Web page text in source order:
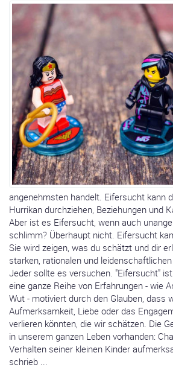
angenehmsten handelt. Eifersucht kann
Hurrikan durchziehen, Beziehungen und
Aber ist es Eifersucht, wenn auch
schlimm? Überhaupt nicht. Eifersucht
Sie wird zeigen, was du schätzt und dir
starken, rationalen und
Jeder sollte es versuchen. "Eifersucht"
eine ganze Reihe von Erfahrungen - wie
Wut - motiviert durch den Glauben, dass
Aufmerksamkeit, Liebe oder das
verlieren könnten, die wir schätzen. Die
in unserem ganzen Leben vorhanden:
Verhalten seiner kleinen Kinder
schrieb ...